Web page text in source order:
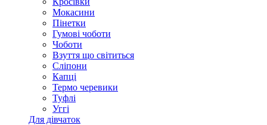
Мокасини
Пінетки
Гумові чоботи
Чоботи
Взуття що світиться
Сліпони
Капці
Термо черевики
Туфлі
Уггі
Для дівчаток